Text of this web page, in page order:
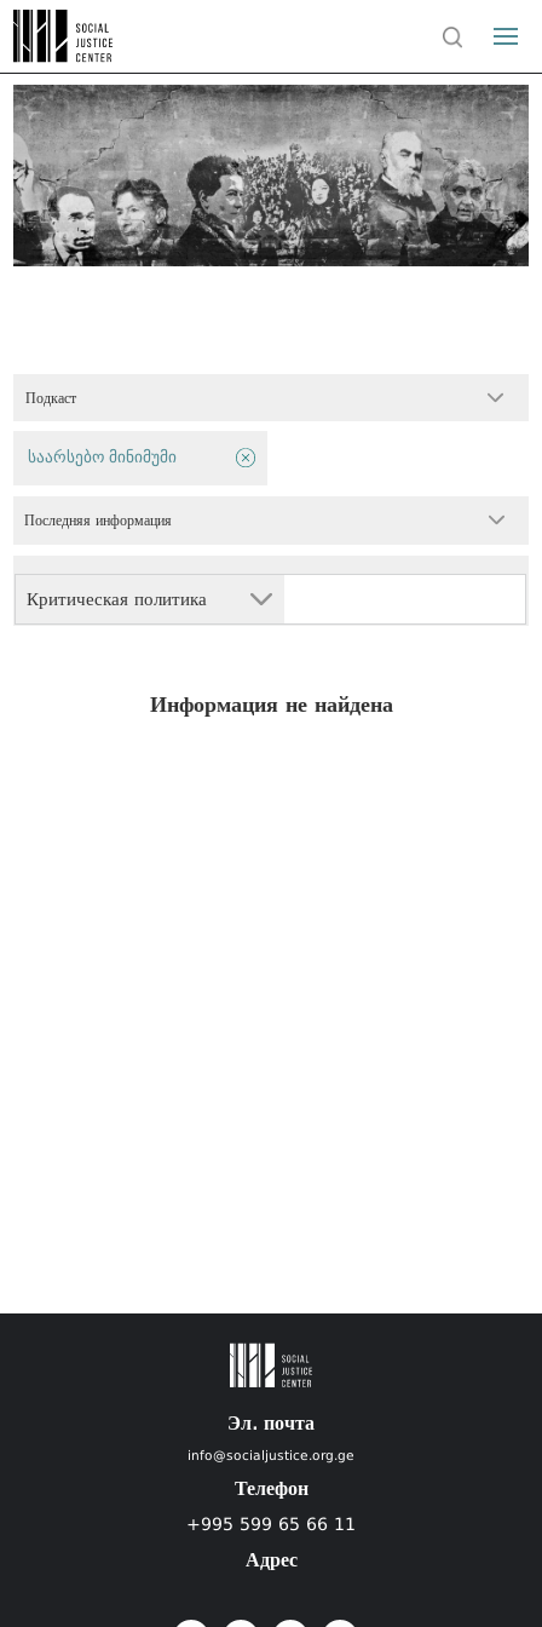
Подкаст
Критическая политика
საარსებო მინიმუმი
Последняя информация
Информация не найдена
Эл. почта
info@socialjustice.org.ge
Телефон
+995 599 65 66 11
Адрес